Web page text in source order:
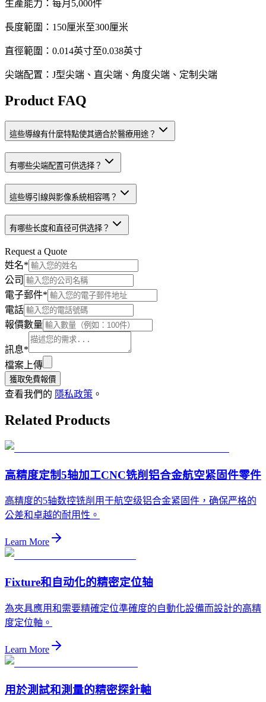
生產能力：每月5,000件
長度範圍：150厘米至300厘米
直徑範圍：0.014英寸至0.038英寸
尖端配置：J型尖端、直尖端、角度尖端、定制尖端
Product FAQ
這些導線有什麼特點使其適合於醫療用途？
有哪些尖端配置可供选择？
這些導引線與影像系統相容嗎？
有哪些长度和直径可供选择？
Request a Quote
姓名*
公司
電子郵件*
電話
報價數量
訊息*
檔案上傳
獲取免費報價
查看我們的 隱私政策 。
Related Products
高精度定制5轴加工CNC铣削铝合金航空紧固件零件
高精度的5轴数控铣削用于航空级铝合金紧固件，确保严格的
公差和卓越的耐用性。
Learn More
Fixture和自动化的精密定位轴
為夾具應用和需要精確定位準確度的自動化設備而設計的高精
度定位軸。
Learn More
用於測試和測量的精密探針軸